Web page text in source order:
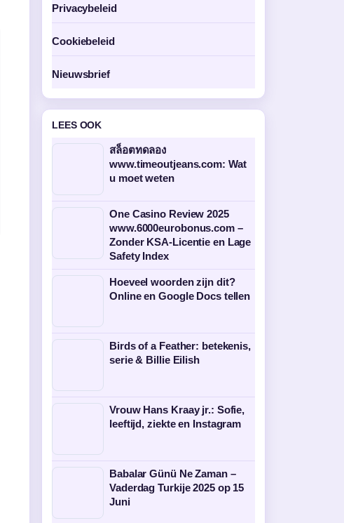
Privacybeleid
Cookiebeleid
Nieuwsbrief
LEES OOK
สล็อตทดลอง
www.timeoutjeans.com: Wat
u moet weten
One Casino Review 2025
www.6000eurobonus.com –
Zonder KSA-Licentie en Lage
Safety Index
Hoeveel woorden zijn dit?
Online en Google Docs tellen
Birds of a Feather: betekenis,
serie & Billie Eilish
Vrouw Hans Kraay jr.: Sofie,
leeftijd, ziekte en Instagram
Babalar Günü Ne Zaman –
Vaderdag Turkije 2025 op 15
Juni